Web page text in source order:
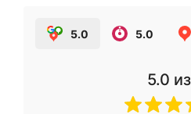
5.0 5.0
5.0